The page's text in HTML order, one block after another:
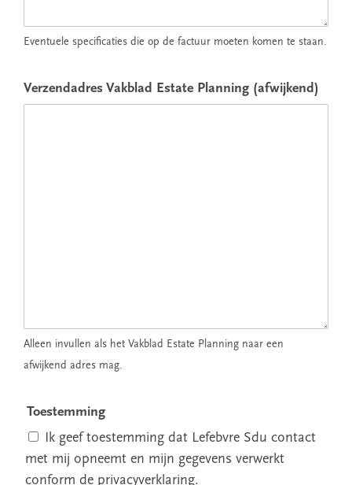
Eventuele specificaties die op de factuur moeten komen te staan.
Verzendadres Vakblad Estate Planning (afwijkend)
Alleen invullen als het Vakblad Estate Planning naar een
afwijkend adres mag.
Toestemming
Ik geef toestemming dat Lefebvre Sdu contact
met mij opneemt en mijn gegevens verwerkt
conform de privacyverklaring.